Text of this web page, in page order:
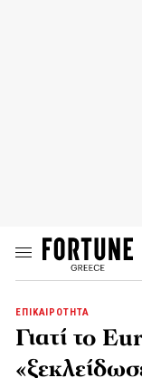
ΕΠΙΚΑΙΡΟΤΗΤΑ
Γιατί το